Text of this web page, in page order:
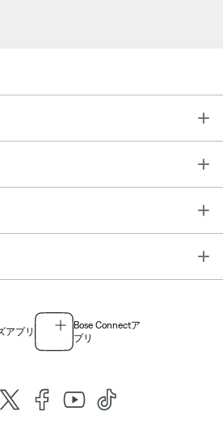
アプリ
Bose Connectア
プリ